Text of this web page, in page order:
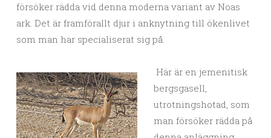
försöker rädda vid denna moderna variant av Noas
ark. Det är framförallt djur i anknytning till ökenlivet
som man har specialiserat sig på.
Här är en jemenitisk
bergsgasell,
utrotningshotad, som
man försöker rädda på